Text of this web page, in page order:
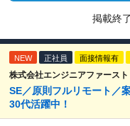
掲載終
NEW 正社員 面接情報有
株式会社エンジニアファースト
SE／原則フルリモート／
30代活躍中！